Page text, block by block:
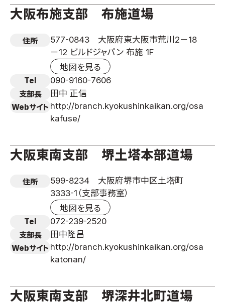
大阪布施支部 布施道場
住所
577-0843 大阪府東大阪市荒川2－18
－12 ビルドジャパン 布施 1F
地図を見る
Tel 090-9160-7606
支部長 田中 正信
Webサイト http://branch.kyokushinkaikan.org/osa
kafuse/
大阪東南支部 堺土塔本部道場
住所
599-8234 大阪府堺市中区土塔町
3333-1（支部事務室）
地図を見る
Tel 072-239-2520
支部長 田中隆昌
Webサイト http://branch.kyokushinkaikan.org/osa
katonan/
大阪東南支部 堺深井北町道場